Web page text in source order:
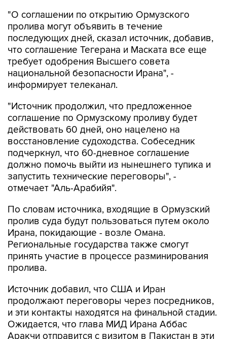
"О соглашении по открытию Ормузского
пролива могут объявить в течение
последующих дней, сказал источник, добавив,
что соглашение Тегерана и Маската все еще
требует одобрения Высшего совета
национальной безопасности Ирана", -
информирует телеканал.
"Источник продолжил, что предложенное
соглашение по Ормузскому проливу будет
действовать 60 дней, оно нацелено на
восстановление судоходства. Собеседник
подчеркнул, что 60-дневное соглашение
должно помочь выйти из нынешнего тупика и
запустить технические переговоры", -
отмечает "Аль-Арабийя".
По словам источника, входящие в Ормузский
пролив суда будут пользоваться путем около
Ирана, покидающие - возле Омана.
Региональные государства также смогут
принять участие в процессе разминирования
пролива.
Источник добавил, что США и Иран
продолжают переговоры через посредников,
и эти контакты находятся на финальной стадии.
Ожидается, что глава МИД Ирана Аббас
Аракчи отправится с визитом в Пакистан в эти